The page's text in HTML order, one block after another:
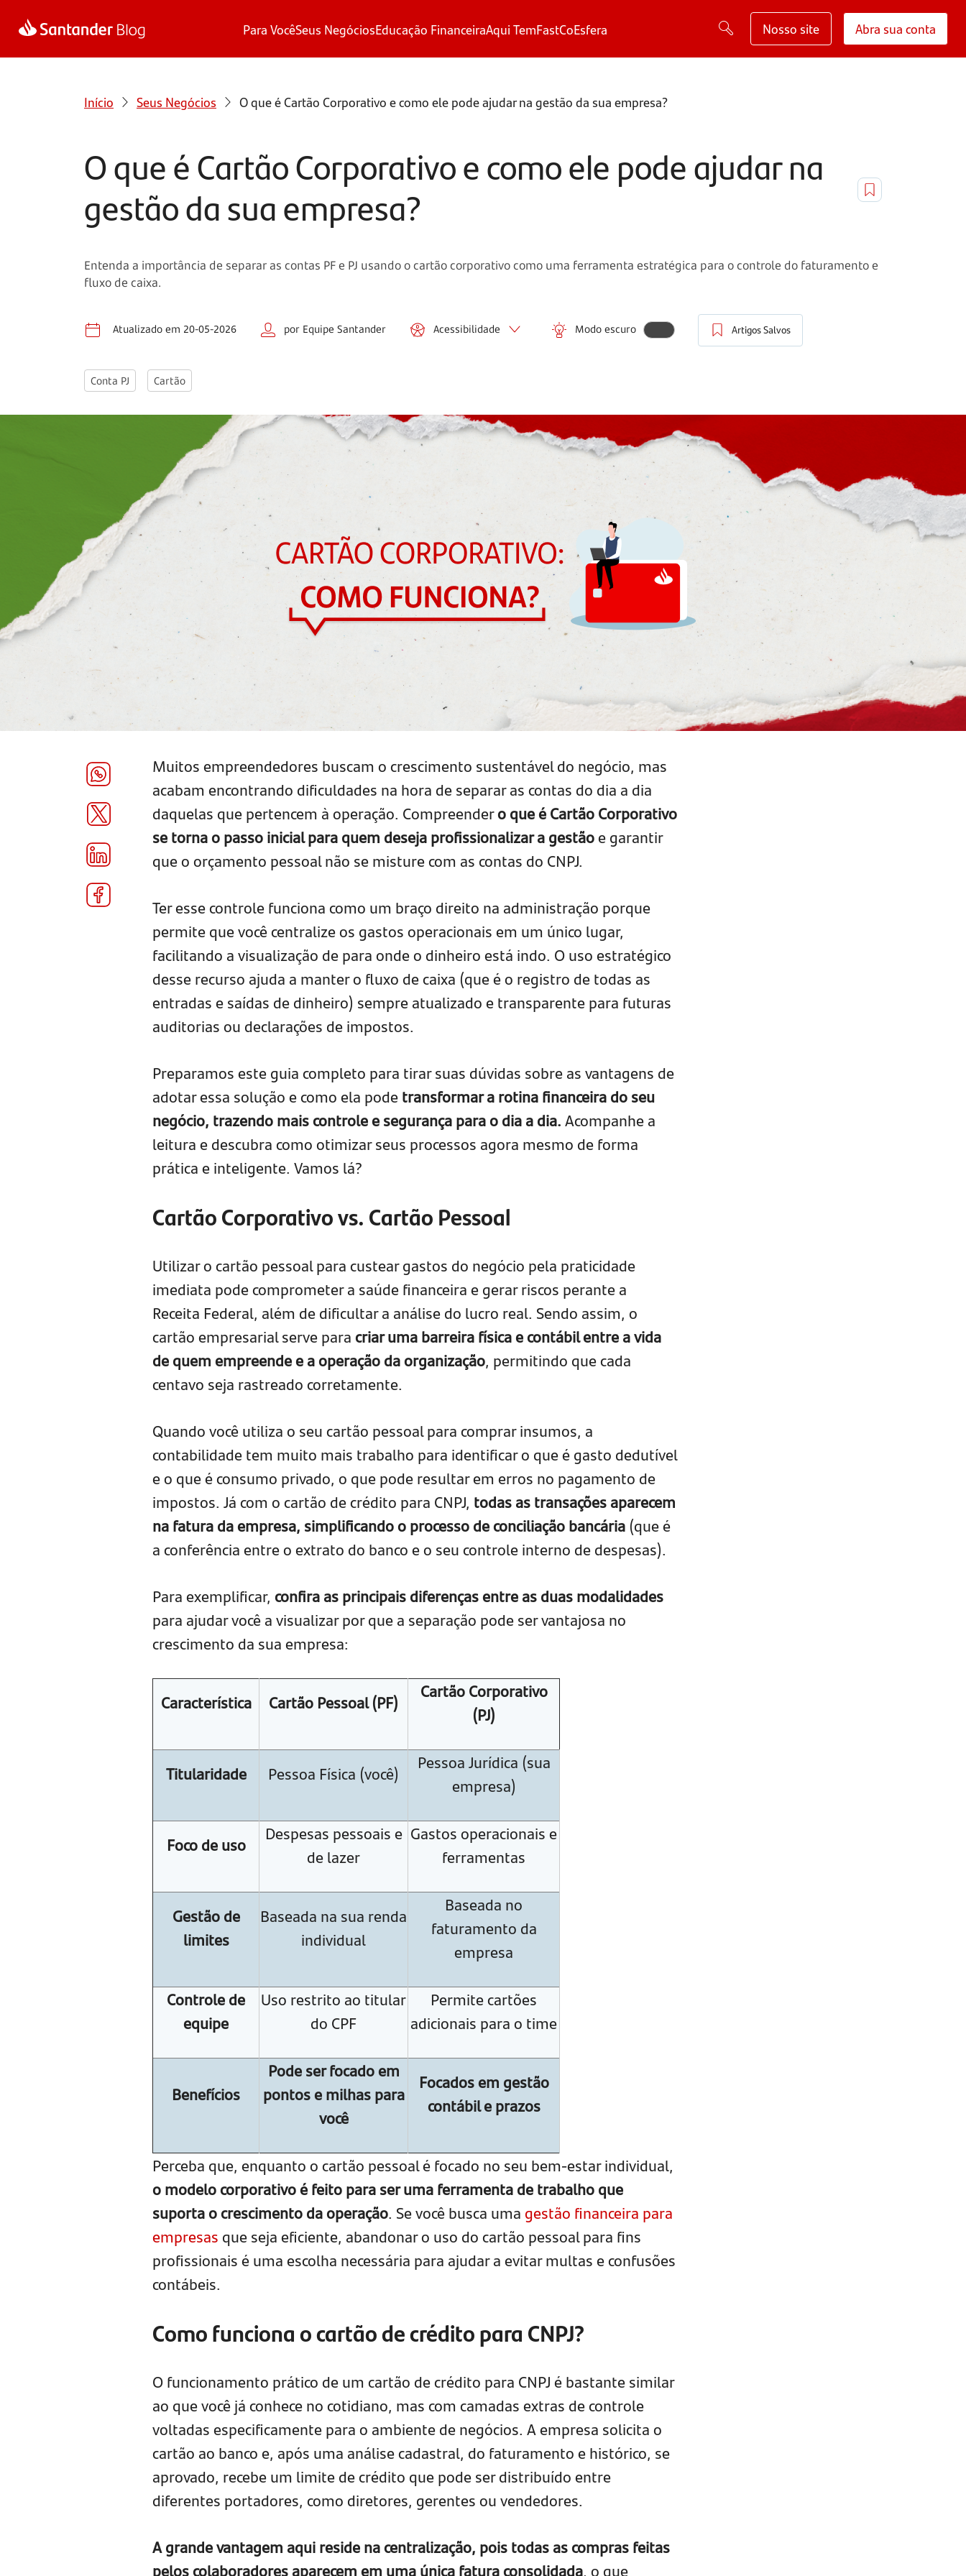
Para VocêSeus NegóciosEducação FinanceiraAqui TemFastCoEsfera Nosso site Abra sua conta
Início Seus Negócios O que é Cartão Corporativo e como ele pode ajudar na gestão da sua empresa?
O que é Cartão Corporativo e como ele pode ajudar na
gestão da sua empresa?
Entenda a importância de separar as contas PF e PJ usando o cartão corporativo como uma ferramenta estratégica para o controle do faturamento e
fluxo de caixa.
Atualizado em 20-05-2026 por Equipe Santander Acessibilidade Modo escuro Artigos Salvos
Conta PJ Cartão
Muitos empreendedores buscam o crescimento sustentável do negócio, mas
acabam encontrando dificuldades na hora de separar as contas do dia a dia
daquelas que pertencem à operação. Compreendero que é Cartão Corporativo
se torna o passo inicial para quem deseja profissionalizar a gestãoe garantir
que o orçamento pessoal não se misture com as contas do CNPJ.
Ter esse controle funciona como um braço direito na administração porque
permite que você centralize os gastos operacionais em um único lugar,
facilitando a visualização de para onde o dinheiro está indo. O uso estratégico
desse recurso ajuda a manter o fluxo de caixa (que é o registro de todas as
entradas e saídas de dinheiro) sempre atualizado e transparente para futuras
auditorias ou declarações de impostos.
Preparamos este guia completo para tirar suas dúvidas sobre as vantagens de
adotar essa solução e como ela podetransformar a rotina financeira do seu
negócio, trazendo mais controle e segurança para o dia a dia.Acompanhe a
leitura e descubra como otimizar seus processos agora mesmo de forma
prática e inteligente. Vamos lá?
Cartão Corporativo vs. Cartão Pessoal
Utilizar o cartão pessoal para custear gastos do negócio pela praticidade
imediata pode comprometer a saúde financeira e gerar riscos perante a
Receita Federal, além de dificultar a análise do lucro real. Sendo assim, o
cartão empresarial serve para criar uma barreira física e contábil entre a vida
de quem empreende e a operação da organização, permitindo que cada
centavo seja rastreado corretamente.
Quando você utiliza o seu cartão pessoal para comprar insumos, a
contabilidade tem muito mais trabalho para identificar o que é gasto dedutível
e o que é consumo privado, o que pode resultar em erros no pagamento de
impostos. Já com o cartão de crédito para CNPJ, todas as transações aparecem
na fatura da empresa, simplificando o processo de conciliação bancária (que é
a conferência entre o extrato do banco e o seu controle interno de despesas).
Para exemplificar, confira as principais diferenças entre as duas modalidades
para ajudar você a visualizar por que a separação pode ser vantajosa no
crescimento da sua empresa:
Característica Cartão Pessoal (PF)
Cartão Corporativo
(PJ)
Titularidade Pessoa Física (você)
Pessoa Jurídica (sua
empresa)
Foco de uso
Despesas pessoais e
de lazer
Gastos operacionais e
ferramentas
Gestão de
limites
Baseada na sua renda
individual
Baseada no
faturamento da
empresa
Controle de
equipe
Uso restrito ao titular
do CPF
Permite cartões
adicionais para o time
Benefícios
Pode ser focado em
pontos e milhas para
você
Focados em gestão
contábil e prazos
Perceba que, enquanto o cartão pessoal é focado no seu bem-estar individual,
o modelo corporativo é feito para ser uma ferramenta de trabalho que
suporta o crescimento da operação. Se você busca uma gestão financeira para
empresas que seja eficiente, abandonar o uso do cartão pessoal para fins
profissionais é uma escolha necessária para ajudar a evitar multas e confusões
contábeis.
Como funciona o cartão de crédito para CNPJ?
O funcionamento prático de um cartão de crédito para CNPJ é bastante similar
ao que você já conhece no cotidiano, mas com camadas extras de controle
voltadas especificamente para o ambiente de negócios. A empresa solicita o
cartão ao banco e, após uma análise cadastral, do faturamento e histórico, se
aprovado, recebe um limite de crédito que pode ser distribuído entre
diferentes portadores, como diretores, gerentes ou vendedores.
A grande vantagem aqui reside na centralização, pois todas as compras feitas
pelos colaboradores aparecem em uma única fatura consolidada, o que